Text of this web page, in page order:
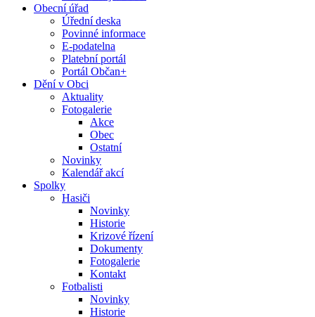
Obecní úřad
Úřední deska
Povinné informace
E-podatelna
Platební portál
Portál Občan+
Dění v Obci
Aktuality
Fotogalerie
Akce
Obec
Ostatní
Novinky
Kalendář akcí
Spolky
Hasiči
Novinky
Historie
Krizové řízení
Dokumenty
Fotogalerie
Kontakt
Fotbalisti
Novinky
Historie